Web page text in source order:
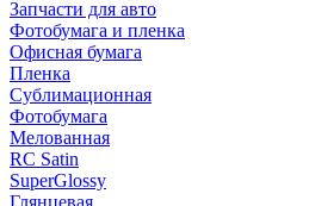
Запчасти для авто
Фотобумага и пленка
Офисная бумага
Пленка
Сублимационная
Фотобумага
Мелованная
RC Satin
SuperGlossy
Глянцевая